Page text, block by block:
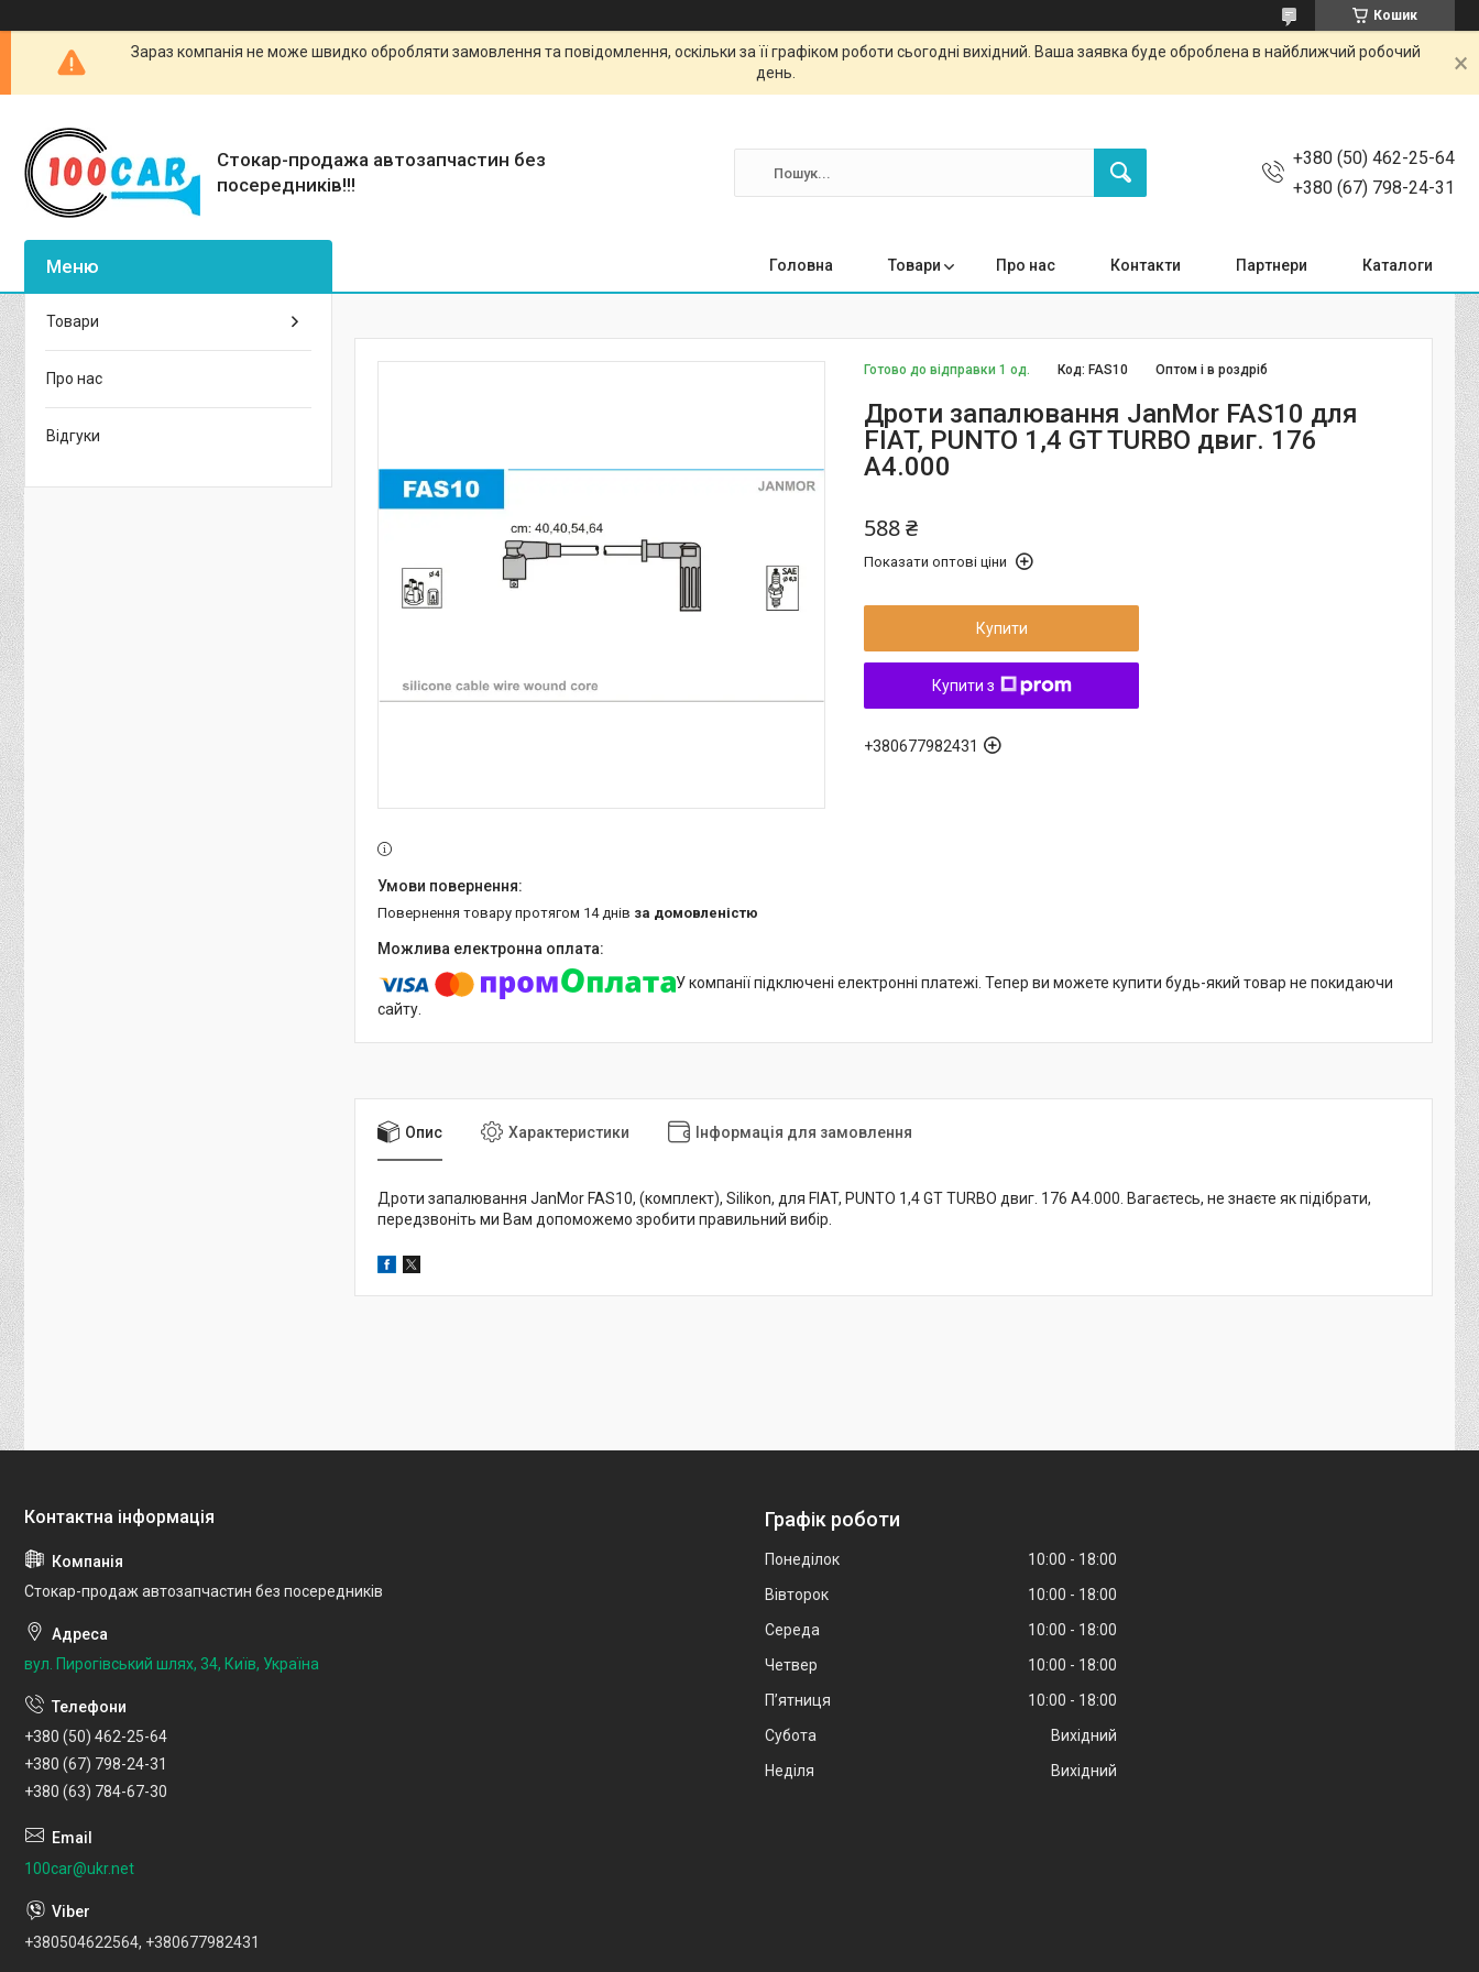
Кошик
Зараз компанія не може швидко обробляти замовлення та повідомлення, оскільки за її графіком роботи сьогодні вихідний. Ваша заявка буде оброблена в найближчий робочий
день.
Стокар-продажа автозапчастин без
посередників!!!
+380 (50) 462-25-64
+380 (67) 798-24-31
Головна Товари Про нас Контакти Партнери Каталоги
Готово до відправки 1 од. Оптом і в роздріб
Код: FAS10
Дроти запалювання JanMor FAS10 для
FIAT, PUNTO 1,4 GT TURBO двиг. 176
A4.000
588 ₴
Показати оптові ціни
Купити
Купити з
+380677982431
повернення товару протягом 14 днів за домовленістю
У компанії підключені електронні платежі. Тепер ви можете купити будь-який товар не покидаючи
сайту.
Опис Характеристики Інформація для замовлення
Дроти запалювання JanMor FAS10, (комплект), Silikon, для FIAT, PUNTO 1,4 GT TURBO двиг. 176 A4.000. Вагаєтесь, не знаєте як підібрати,
передзвоніть ми Вам допоможемо зробити правильний вибір.
Товари
Про нас
Відгуки
Стокар-продаж автозапчастин без посередників
вул. Пирогівський шлях, 34, Київ, Україна
+380 (50) 462-25-64
+380 (67) 798-24-31
+380 (63) 784-67-30
100car@ukr.net
+380504622564, +380677982431
Графік роботи
Понеділок 10:00
18:00
Вівторок
10:00
18:00
Середа
10:00
18:00
Четвер
10:00
18:00
Пʼятниця
10:00
18:00
Субота
Вихідний
Неділя
Вихідний